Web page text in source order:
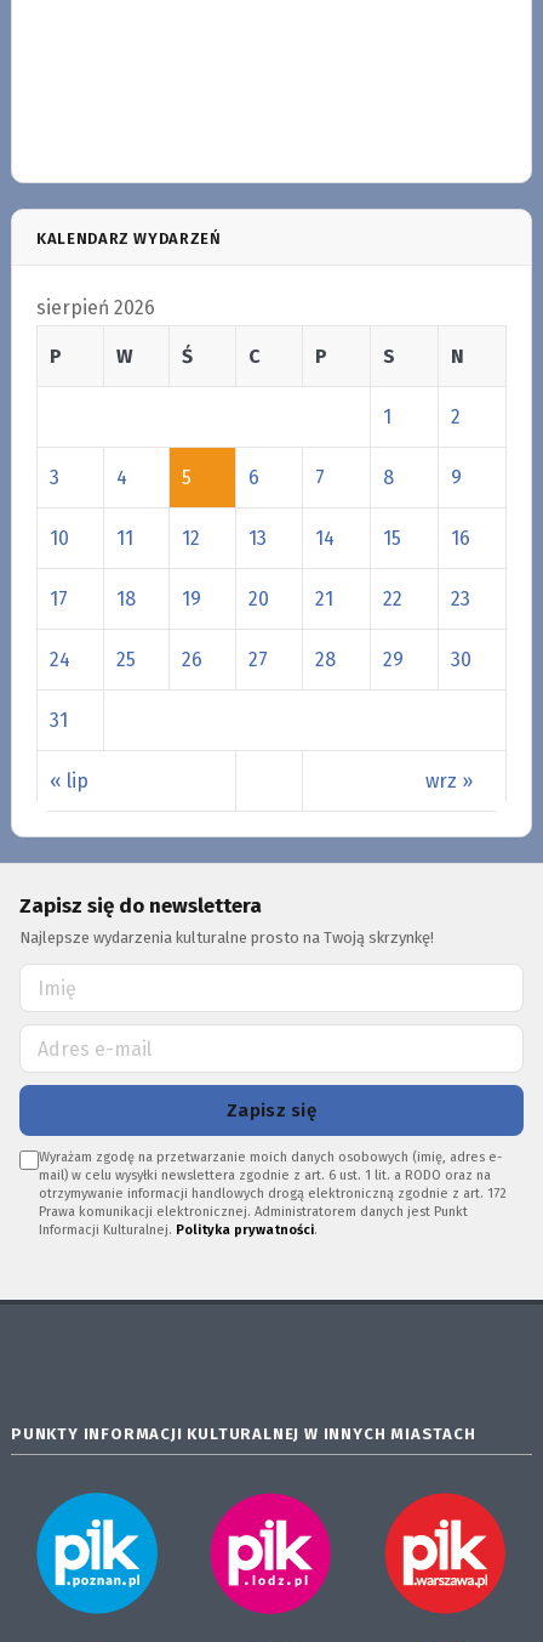
KALENDARZ WYDARZEŃ
sierpień 2026
P W Ś C P S N
« lip wrz »
1 2
3 4 5 6 7 8 9
10 11 12 13 14 15 16
17 18 19 20 21 22 23
24 25 26 27 28 29 30
31
Zapisz się do newslettera
Najlepsze wydarzenia kulturalne prosto na Twoją skrzynkę!
Zapisz się
Wyrażam zgodę na przetwarzanie moich danych osobowych (imię, adres e-
mail) w celu wysyłki newslettera zgodnie z art. 6 ust. 1 lit. a RODO oraz na
otrzymywanie informacji handlowych drogą elektroniczną zgodnie z art. 172
Prawa komunikacji elektronicznej. Administratorem danych jest Punkt
Informacji Kulturalnej. Polityka prywatności.
PUNKTY INFORMACJI KULTURALNEJ W INNYCH MIASTACH